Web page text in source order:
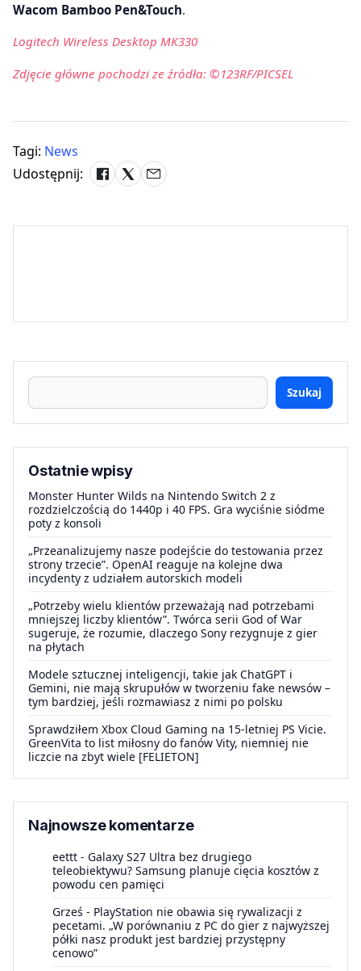
Wacom Bamboo Pen&Touch.
Logitech Wireless Desktop MK330
Zdjęcie główne pochodzi ze źródła: ©123RF/PICSEL
Tagi: News
Udostępnij:
Szukaj
Ostatnie wpisy
Monster Hunter Wilds na Nintendo Switch 2 z
rozdzielczością do 1440p i 40 FPS. Gra wyciśnie siódme
poty z konsoli
„Przeanalizujemy nasze podejście do testowania przez
strony trzecie”. OpenAI reaguje na kolejne dwa
incydenty z udziałem autorskich modeli
„Potrzeby wielu klientów przeważają nad potrzebami
mniejszej liczby klientów”. Twórca serii God of War
sugeruje, że rozumie, dlaczego Sony rezygnuje z gier
na płytach
Modele sztucznej inteligencji, takie jak ChatGPT i
Gemini, nie mają skrupułów w tworzeniu fake newsów –
tym bardziej, jeśli rozmawiasz z nimi po polsku
Sprawdziłem Xbox Cloud Gaming na 15-letniej PS Vicie.
GreenVita to list miłosny do fanów Vity, niemniej nie
liczcie na zbyt wiele [FELIETON]
Najnowsze komentarze
eettt - Galaxy S27 Ultra bez drugiego
teleobiektywu? Samsung planuje cięcia kosztów z
powodu cen pamięci
Grześ - PlayStation nie obawia się rywalizacji z
pecetami. „W porównaniu z PC do gier z najwyższej
półki nasz produkt jest bardziej przystępny
cenowo”